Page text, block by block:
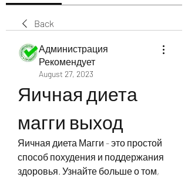
Back
Администрация
Рекомендует
August 27, 2023
Яичная диета
магги выход
Яичная диета Магги - это простой
способ похудения и поддержания
здоровья. Узнайте больше о том,